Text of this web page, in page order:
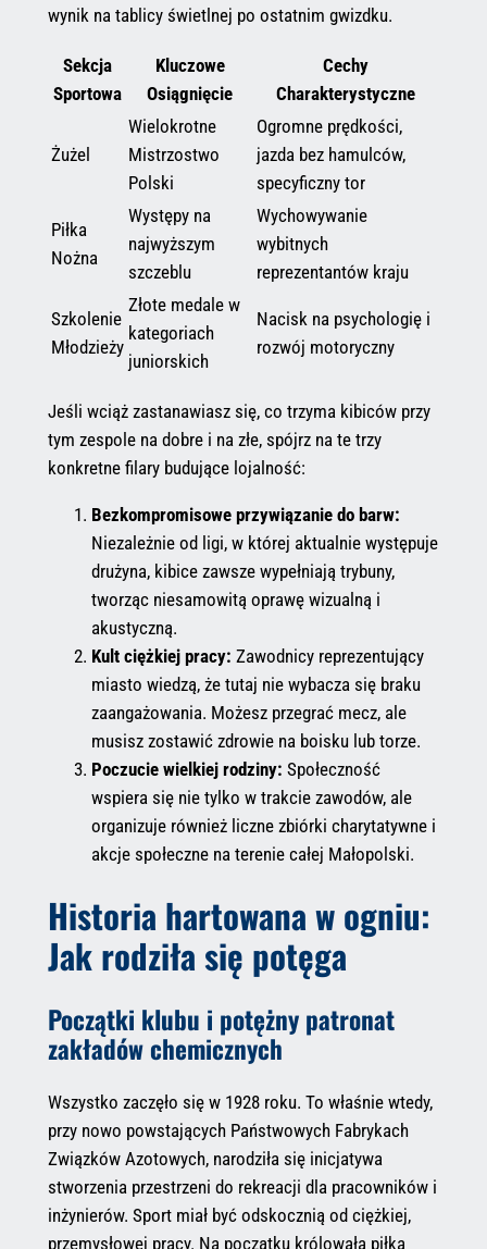
wynik na tablicy świetlnej po ostatnim gwizdku.
Sekcja
Sportowa
Kluczowe
Osiągnięcie
Cechy
Charakterystyczne
Żużel
Wielokrotne
Mistrzostwo
Polski
Ogromne prędkości,
jazda bez hamulców,
specyficzny tor
Piłka
Nożna
Występy na
najwyższym
szczeblu
Wychowywanie
wybitnych
reprezentantów kraju
Szkolenie
Młodzieży
Złote medale w
kategoriach
juniorskich
Nacisk na psychologię i
rozwój motoryczny
Jeśli wciąż zastanawiasz się, co trzyma kibiców przy
tym zespole na dobre i na złe, spójrz na te trzy
konkretne filary budujące lojalność:
Bezkompromisowe przywiązanie do barw:
Niezależnie od ligi, w której aktualnie występuje
drużyna, kibice zawsze wypełniają trybuny,
tworząc niesamowitą oprawę wizualną i
akustyczną.
Kult ciężkiej pracy: Zawodnicy reprezentujący
miasto wiedzą, że tutaj nie wybacza się braku
zaangażowania. Możesz przegrać mecz, ale
musisz zostawić zdrowie na boisku lub torze.
Poczucie wielkiej rodziny: Społeczność
wspiera się nie tylko w trakcie zawodów, ale
organizuje również liczne zbiórki charytatywne i
akcje społeczne na terenie całej Małopolski.
Historia hartowana w ogniu:
Jak rodziła się potęga
Początki klubu i potężny patronat
zakładów chemicznych
Wszystko zaczęło się w 1928 roku. To właśnie wtedy,
przy nowo powstających Państwowych Fabrykach
Związków Azotowych, narodziła się inicjatywa
stworzenia przestrzeni do rekreacji dla pracowników i
inżynierów. Sport miał być odskocznią od ciężkiej,
przemysłowej pracy. Na początku królowała piłka